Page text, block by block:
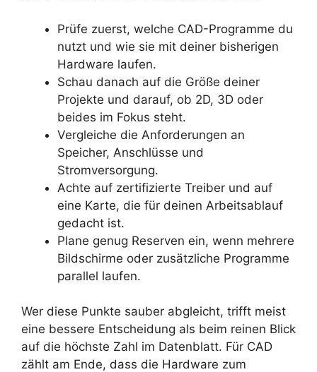
Prüfe zuerst, welche CAD-Programme du
nutzt und wie sie mit deiner bisherigen
Hardware laufen.
Schau danach auf die Größe deiner
Projekte und darauf, ob 2D, 3D oder
beides im Fokus steht.
Vergleiche die Anforderungen an
Speicher, Anschlüsse und
Stromversorgung.
Achte auf zertifizierte Treiber und auf
eine Karte, die für deinen Arbeitsablauf
gedacht ist.
Plane genug Reserven ein, wenn mehrere
Bildschirme oder zusätzliche Programme
parallel laufen.
Wer diese Punkte sauber abgleicht, trifft meist
eine bessere Entscheidung als beim reinen Blick
auf die höchste Zahl im Datenblatt. Für CAD
zählt am Ende, dass die Hardware zum